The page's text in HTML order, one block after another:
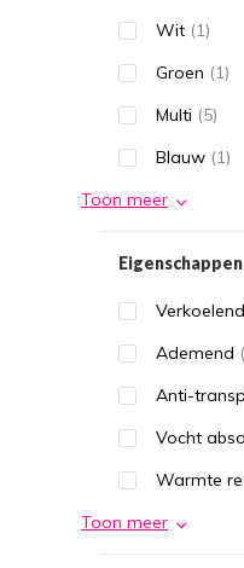
Wit (1)
Groen (1)
Multi (5)
Blauw (1)
Toon meer
Eigenschappen
Verkoelend
Ademend
Anti-
Vocht
Warmte
Toon meer